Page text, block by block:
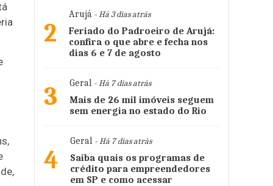
2
Arujá - Há 3 dias atrás
Feriado do Padroeiro de Arujá:
confira o que abre e fecha nos
dias 6 e 7 de agosto
3 Geral - Há 7 dias atrás
Mais de 26 mil imóveis seguem
sem energia no estado do Rio
4
Geral - Há 7 dias atrás
Saiba quais os programas de
crédito para empreendedores
em SP e como acessar